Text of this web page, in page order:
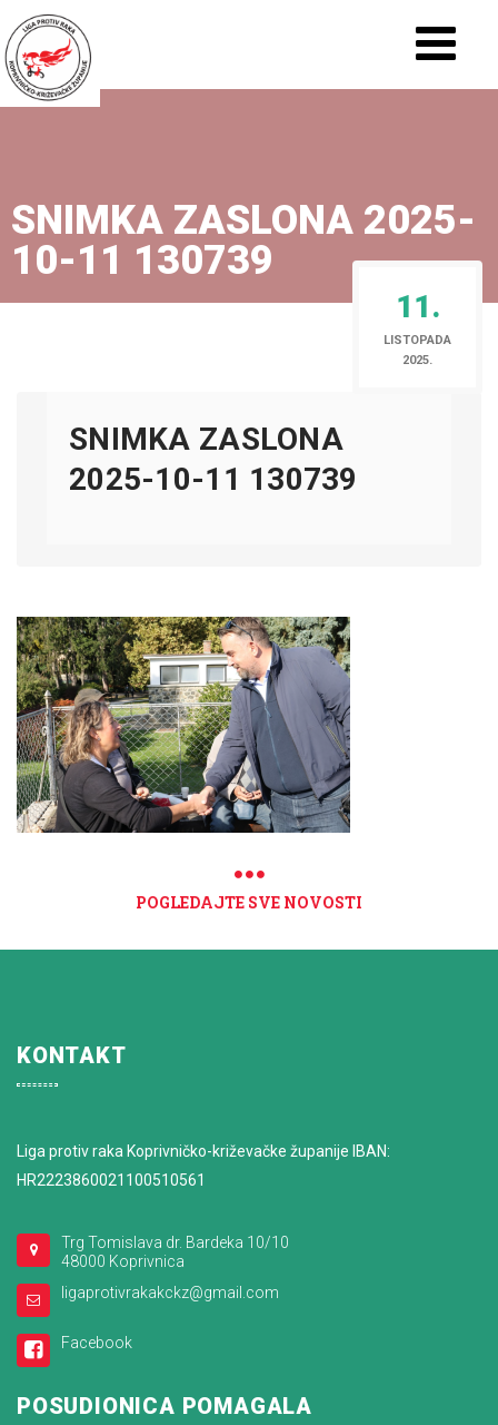
SNIMKA ZASLONA 2025-
10-11 130739
11.
LISTOPADA
2025.
SNIMKA ZASLONA
2025-10-11 130739
POGLEDAJTE SVE NOVOSTI
KONTAKT
Liga protiv raka Koprivničko-križevačke županije IBAN:
HR2223860021100510561
Trg Tomislava dr. Bardeka 10/10
48000 Koprivnica
ligaprotivrakakckz@gmail.com
Facebook
POSUDIONICA POMAGALA